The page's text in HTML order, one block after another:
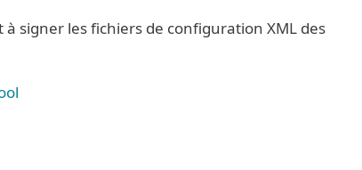
signer les fichiers de configuration XML des